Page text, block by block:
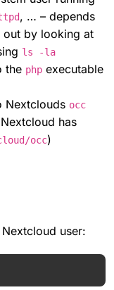
, … – depends
out by looking at
ls -la
the php executable
Nextclouds occ
has
occ)
user: